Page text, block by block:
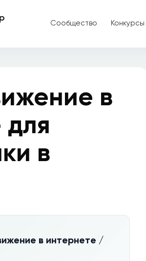
Сообщество Конкурсы
в
для
в
в интернете /